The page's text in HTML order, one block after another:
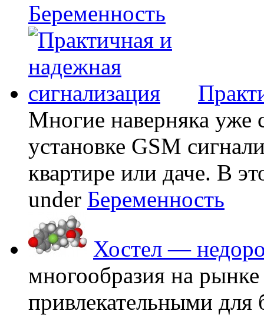
Беременность
Многие наверняка уже
установке GSM
квартире или даче. В
under Беременность
Хостел —
многообразия на
привлекательными